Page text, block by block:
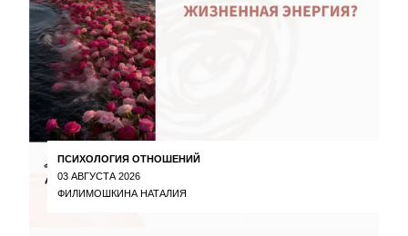
ПСИХОЛОГИЯ ОТНОШЕНИЙ
03 АВГУСТА 2026
ФИЛИМОШКИНА НАТАЛИЯ